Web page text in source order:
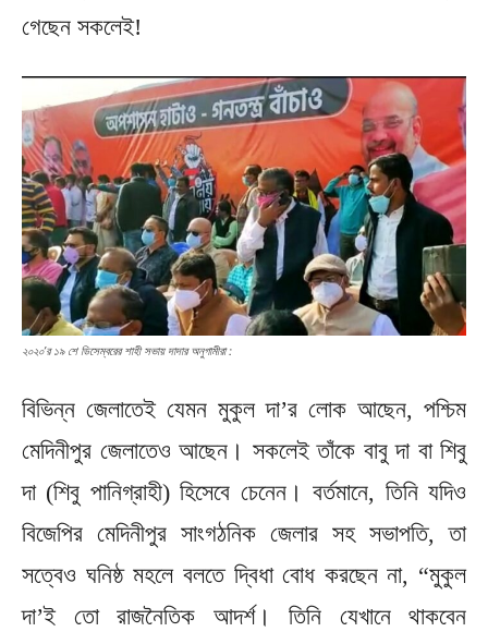
গেছেন সকলেই!
২০২০’র ১৯ শে ডিসেম্বরের শাহী সভায় দাদার অনুগামীরা :
বিভিন্ন জেলাতেই যেমন মুকুল দা’র লোক আছেন, পশ্চিম
মেদিনীপুর জেলাতেও আছেন। সকলেই তাঁকে বাবু দা বা শিবু
দা (শিবু পানিগ্রাহী) হিসেবে চেনেন। বর্তমানে, তিনি যদিও
বিজেপির মেদিনীপুর সাংগঠনিক জেলার সহ সভাপতি, তা
সত্বেও ঘনিষ্ঠ মহলে বলতে দ্বিধা বোধ করছেন না, “মুকুল
দা’ই তো রাজনৈতিক আদর্শ। তিনি যেখানে থাকবেন